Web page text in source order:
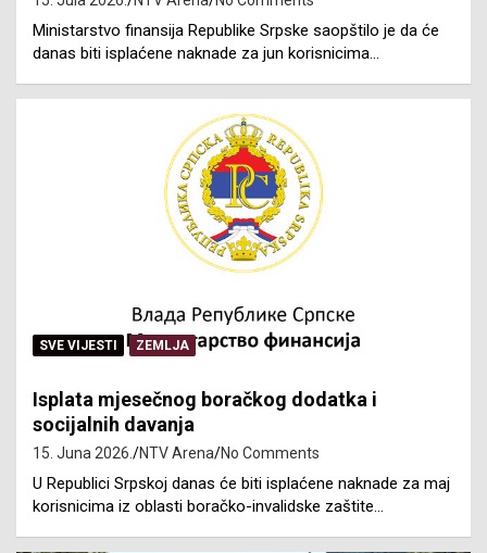
Ministarstvo finansija Republike Srpske saopštilo je da će
danas biti isplaćene naknade za jun korisnicima…
SVE VIJESTI ZEMLJA
Isplata mjesečnog boračkog dodatka i
socijalnih davanja
15. Juna 2026. NTV Arena No Comments
U Republici Srpskoj danas će biti isplaćene naknade za maj
korisnicima iz oblasti boračko-invalidske zaštite…